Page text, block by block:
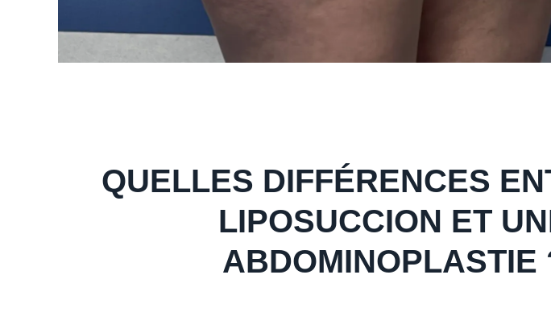
QUELLES DIFFÉRENCES
LIPOSUCCION ET
ABDOMINOPLASTIE